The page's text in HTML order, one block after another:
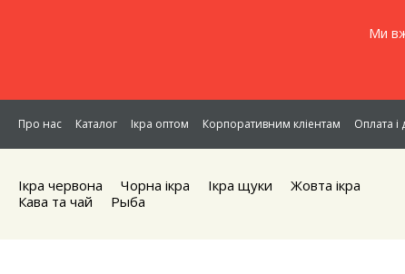
Ми
Про нас Каталог Ікра оптом Корпоративним кліентам Оплата і
Ікра червона Чорна iкра Iкра щуки
Жовта iкра
Кава та чай
Рыба